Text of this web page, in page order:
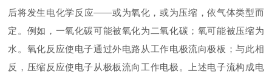
后将发生电化学反应——或为氧化，或为压缩，依气体类型而
定。例如，一氧化碳可能被氧化为二氧化碳；氧可能被压缩为
水。氧化反应使电子通过外电路从工作电极流向极板；与此相
反，压缩反应使电子从极板流向工作电极。上述电子流构成电